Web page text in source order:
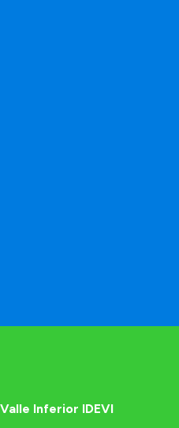
Inferior IDEVI